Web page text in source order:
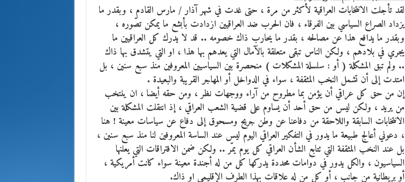
لقد تأجلت الانتخابات العراقية لأكثر من مرة ، حتى غدت في شهر آذار / مارس القادم ، وبقدر ما
يزداد الصراع السياسي بين الفرقاء ، فان الحرب ضد العراقيين ازدادت بأبشع ما يمكن تصّوره ،
وبقدر ما يدافع هذا عن مصالحه ، بقدر ما يحارب ذاك خصومه .. قد لا يدرك كل العراقيين ما
يجري في بلادهم ، ولكن الناس تبقى متعلقة بالآمال التي يعدهم بها هذا ، او التي يتشدق بها ذاك
.. ولم تبق المشكلة ( أو : سلسلة المشكلات ) منحصرة بين السياسيين المعروفين منذ سبع سنين ، بل
امتدت إلى أن تشمل النخب المثقفة ، سواء في الدواخل أو المهاجر القريبة والبعيدة .
إن من حق كل عراقي أن يؤمن بما مطروح من آراء ووجهات نظر ، ومن حقه أيضا ، ان ينتخب
من يريد ، ولكن ليس من حق أحد أن يساوم على قضية الشعب العراقي ، إذ انتقلت المشكلة بين
الانتخابات السابقة واللاحقة من دفاعنا عن وطن جريح ومسحوق إلى دفاع عن سياسات معينة ! هنا
، دعوني أعالج طبيعة ما يدور في التفكير العراقي اليوم ليس عند الساسة المعروفين لنا منذ سبع سنين ،
بل عند النخب المثقفة التي تتابع الشأن العراقي كل يوم يمّر .. ولكن ضمن الافتراقات التي يعلنها
السياسيون ، والكل يدور في دوامات محددة يدركها كل من له أجندة معينة سواء كانت أمريكية ،
أو بريطانية من جانب ، أو كل من له علاقات بهذا الطرف الإقليمي او ذاك.